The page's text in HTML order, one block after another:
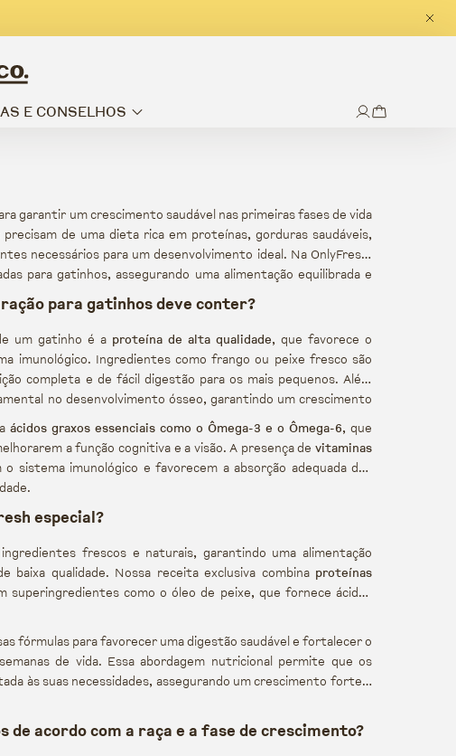
E CONSELHOS
garantir um crescimento saudável nas primeiras fases de vida
de uma dieta rica em proteínas, gorduras saudáveis,
necessários para um desenvolvimento ideal. Na OnlyFresh,
para gatinhos, assegurando uma alimentação equilibrada e
para gatinhos deve conter?
um gatinho é a proteína de alta qualidade, que favorece o
imunológico. Ingredientes como frango ou peixe fresco são
completa e de fácil digestão para os mais pequenos. Além
no desenvolvimento ósseo, garantindo um crescimento
ácidos graxos essenciais como o Ômega-3 e o Ômega-6, que
a função cognitiva e a visão. A presença de vitaminas
imunológico e favorecem a absorção adequada dos
especial?
frescos e naturais, garantindo uma alimentação
qualidade. Nossa receita exclusiva combina proteínas
superingredientes como o óleo de peixe, que fornece ácidos
fórmulas para favorecer uma digestão saudável e fortalecer o
de vida. Essa abordagem nutricional permite que os
às suas necessidades, assegurando um crescimento forte e
acordo com a raça e a fase de crescimento?